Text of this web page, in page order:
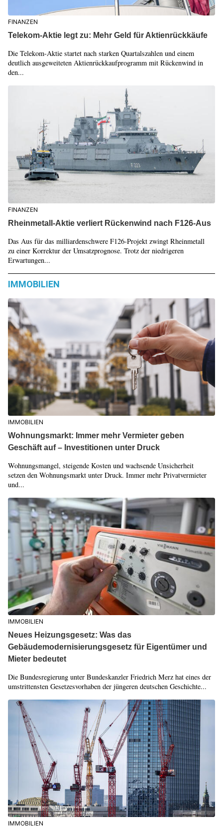
FINANZEN
Telekom-Aktie legt zu: Mehr Geld für Aktienrückkäufe
Die Telekom-Aktie startet nach starken Quartalszahlen und einem
deutlich ausgeweiteten Aktienrückkaufprogramm mit Rückenwind in
den...
FINANZEN
Rheinmetall-Aktie verliert Rückenwind nach F126-Aus
Das Aus für das milliardenschwere F126-Projekt zwingt Rheinmetall
zu einer Korrektur der Umsatzprognose. Trotz der niedrigeren
Erwartungen...
IMMOBILIEN
IMMOBILIEN
Wohnungsmarkt: Immer mehr Vermieter geben
Geschäft auf – Investitionen unter Druck
Wohnungsmangel, steigende Kosten und wachsende Unsicherheit
setzen den Wohnungsmarkt unter Druck. Immer mehr Privatvermieter
und...
IMMOBILIEN
Neues Heizungsgesetz: Was das
Gebäudemodernisierungsgesetz für Eigentümer und
Mieter bedeutet
Die Bundesregierung unter Bundeskanzler Friedrich Merz hat eines der
umstrittensten Gesetzesvorhaben der jüngeren deutschen Geschichte...
IMMOBILIEN